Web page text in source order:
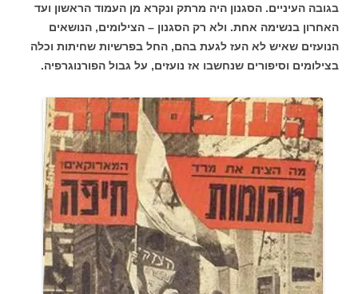
בגובה העיניים. הסגנון היה מרתק ונקרא מן העמוד הראשון ועד
האחרון בנשימה אחת. ולא רק הסגנון – הצילומים, הנושאים
הנועזים שאיש לא העז לגעת בהם, החל בפרשיות שחיתות וכלה
בצילומים וסיפורים שנחשבו אז נועזים, על גבול הפורנוגרפיה.